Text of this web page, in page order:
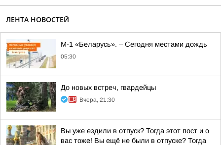
ЛЕНТА НОВОСТЕЙ
М-1 «Беларусь». – Сегодня местами дождь
05:30
До новых встреч, гвардейцы
Вчера, 21:30
Вы уже ездили в отпуск? Тогда этот пост и о
вас тоже! Вы ещё не были в отпуске? Тогда